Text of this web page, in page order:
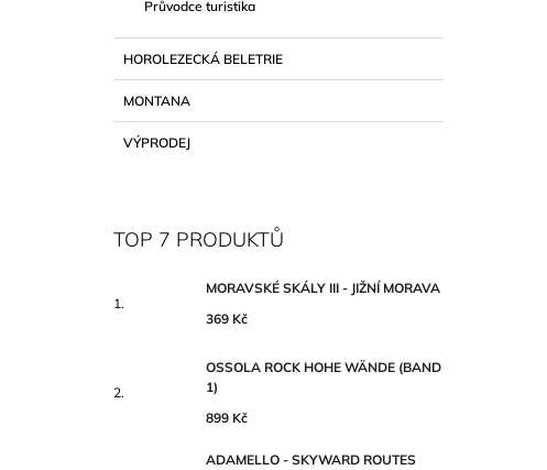
Průvodce turistika
HOROLEZECKÁ BELETRIE
MONTANA
VÝPRODEJ
TOP 7 PRODUKTŮ
MORAVSKÉ SKÁLY III - JIŽNÍ MORAVA
369 Kč
OSSOLA ROCK HOHE WÄNDE (BAND
1)
899 Kč
ADAMELLO - SKYWARD ROUTES